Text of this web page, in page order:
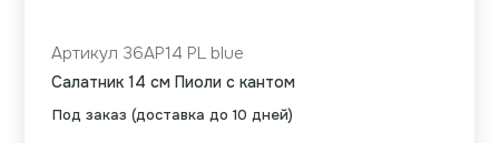
Под заказ (доставка до 10 дней)
Артикул 36AP14 PL blue
Салатник 14 см Пиоли с кантом